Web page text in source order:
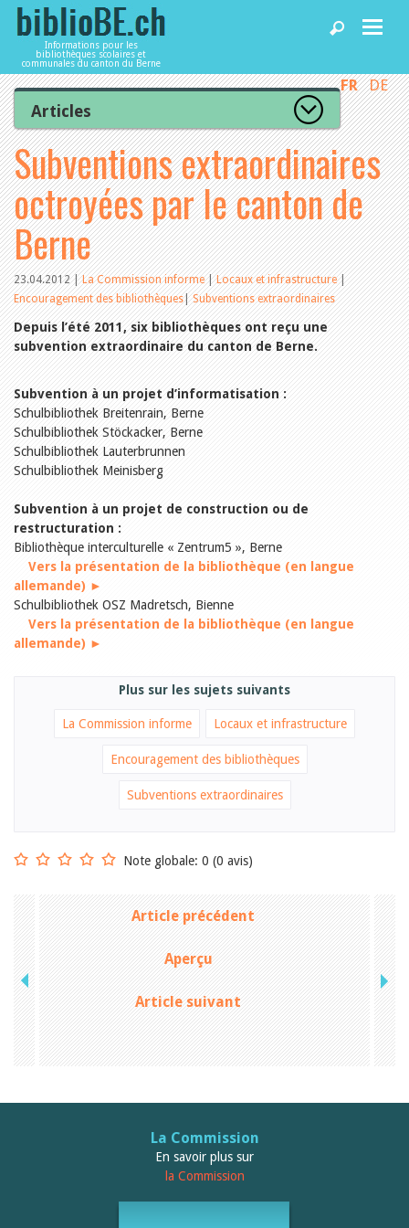
Informations pour les
bibliothèques scolaires et
communales du canton du Berne
Accueil
Articles
Bibliothèques
Agenda
Services
Utiliser biblioBE.ch
FR DE
Articles
Tous les articles
Articles recommandés
Les mieux notés
Catégories
L’Office de la culture informe
La Commission informe
Les bibliothèques informent
Organisation
Locaux et infrastructure
Collections
Utilisation
Finances
Personnel
Gestion de la qualité
Droit et politique
Relations publiques
Encouragement à la lecture
Du monde entier
Divers
Tags
Manifestations
Formation et perfectionnement
Animations
Jeune public
Ecole et bibliothèque
Bibliosuisse
Subventions cantonales
Subventions extraordinaires
Membres de la commission
Andrea Grichting
Markus Jost
Markus Keel
Blaise Humbert-Droz
Sarah Jenni
Gabriela Hammel
Brigitte Burri
Tous les auteurs
Archives
Juli 2026
Subventions extraordinaires
octroyées par le canton de
Berne
23.04.2012|La Commission informe|Locaux et infrastructure|
Encouragement des bibliothèques|Subventions extraordinaires
Depuis l’été 2011, six bibliothèques ont reçu une
subvention extraordinaire du canton de Berne.
Subvention à un projet d’informatisation :
Schulbibliothek Breitenrain, Berne
Schulbibliothek Stöckacker, Berne
Schulbibliothek Lauterbrunnen
Schulbibliothek Meinisberg
Subvention à un projet de construction ou de
restructuration :
Bibliothèque interculturelle « Zentrum5 », Berne
Vers la présentation de la bibliothèque (en langue
allemande) ►
Schulbibliothek OSZ Madretsch, Bienne
Vers la présentation de la bibliothèque (en langue
allemande) ►
Plus sur les sujets suivants
La Commission informe Locaux et infrastructure
Encouragement des bibliothèques
Subventions extraordinaires
Note globale: 0 (0 avis)
Article précédent
Aperçu
Article suivant
La Commission
En savoir plus sur
la Commission